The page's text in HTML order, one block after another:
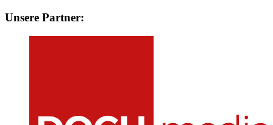
Unsere Partner: